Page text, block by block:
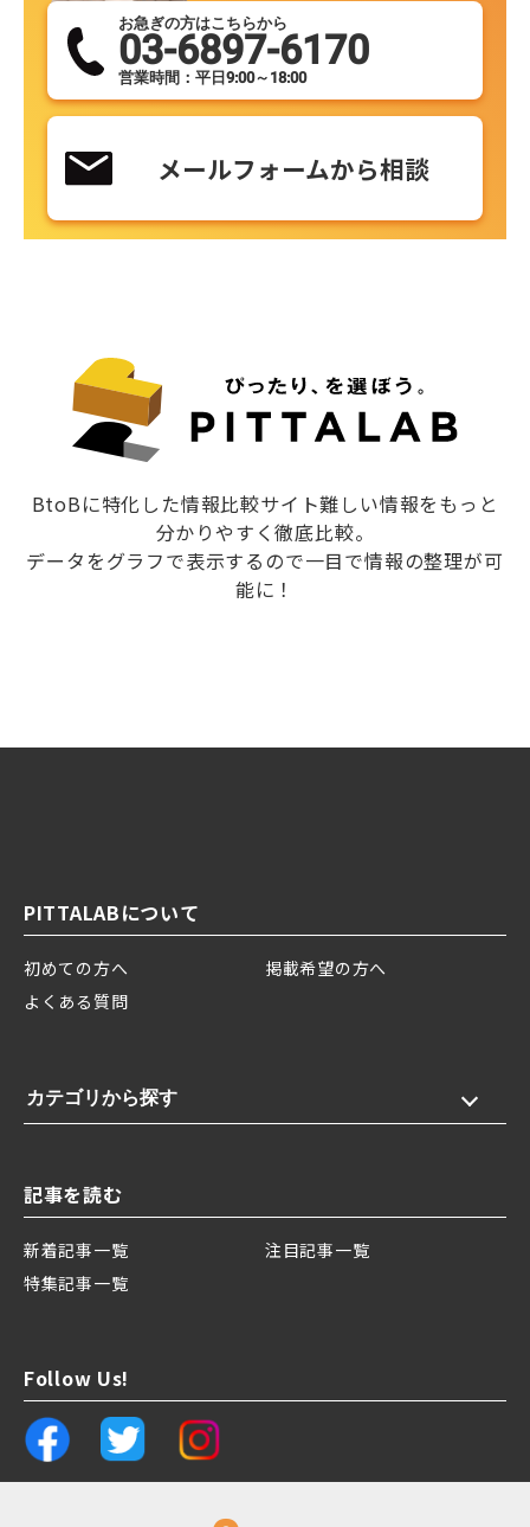
お急ぎの方はこちらから
03-6897-6170
営業時間：平日9:00～18:00
メールフォームから相談
BtoBに特化した情報比較サイト難しい情報をもっと
分かりやすく徹底比較。
データをグラフで表示するので一目で情報の整理が可
能に！
PITTALABについて
初めての方へ
掲載希望の方へ
よくある質問
カテゴリから探す
記事を読む
新着記事一覧
注目記事一覧
特集記事一覧
Follow Us!